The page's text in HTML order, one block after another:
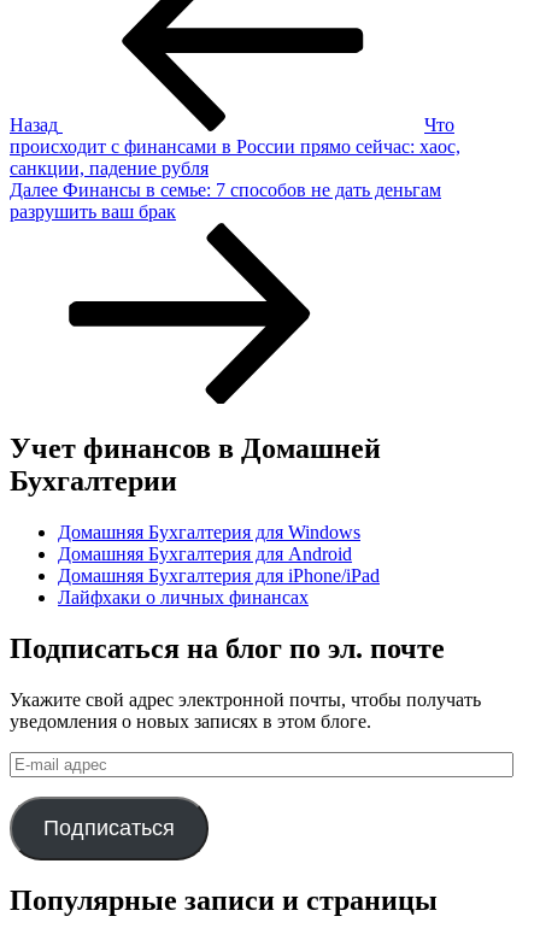
Назад
Что
происходит с финансами в России прямо сейчас: хаос,
санкции, падение рубля
Следующая
запись
Далее Финансы в семье: 7 способов не дать деньгам
разрушить ваш брак
Учет финансов в Домашней
Бухгалтерии
Домашняя Бухгалтерия для Windows
Домашняя Бухгалтерия для Android
Домашняя Бухгалтерия для iPhone/iPad
Лайфхаки о личных финансах
Подписаться на блог по эл. почте
Укажите свой адрес электронной почты, чтобы получать
уведомления о новых записях в этом блоге.
E-
mail
адрес
Подписаться
Популярные записи и страницы